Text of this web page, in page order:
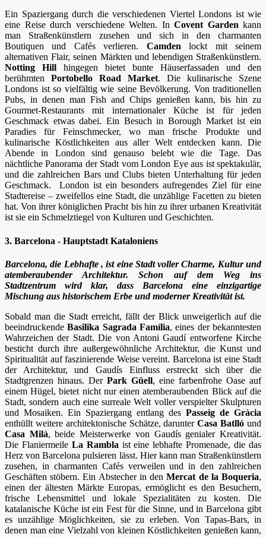
Ein Spaziergang durch die verschiedenen Viertel Londons ist wie
eine Reise durch verschiedene Welten. In Covent Garden kann
man Straßenkünstlern zusehen und sich in den charmanten
Boutiquen und Cafés verlieren. Camden lockt mit seinem
alternativen Flair, seinen Märkten und lebendigen Straßenkünstlern.
Notting Hill hingegen bietet bunte Häuserfassaden und den
berühmten Portobello Road Market. Die kulinarische Szene
Londons ist so vielfältig wie seine Bevölkerung. Von traditionellen
Pubs, in denen man Fish and Chips genießen kann, bis hin zu
Gourmet-Restaurants mit internationaler Küche ist für jeden
Geschmack etwas dabei. Ein Besuch in Borough Market ist ein
Paradies für Feinschmecker, wo man frische Produkte und
kulinarische Köstlichkeiten aus aller Welt entdecken kann. Die
Abende in London sind genauso belebt wie die Tage. Das
nächtliche Panorama der Stadt vom London Eye aus ist spektakulär,
und die zahlreichen Bars und Clubs bieten Unterhaltung für jeden
Geschmack. London ist ein besonders aufregendes Ziel für eine
Stadtereise – zweifellos eine Stadt, die unzählige Facetten zu bieten
hat. Von ihrer königlichen Pracht bis hin zu ihrer urbanen Kreativität
ist sie ein Schmelztiegel von Kulturen und Geschichten.
3. Barcelona - Hauptstadt Kataloniens
Barcelona, die Lebhafte , ist eine Stadt voller Charme, Kultur und
atemberaubender Architektur. Schon auf dem Weg ins
Stadtzentrum wird klar, dass Barcelona eine einzigartige
Mischung aus historischem Erbe und moderner Kreativität ist.
Sobald man die Stadt erreicht, fällt der Blick unweigerlich auf die
beeindruckendeBasilika Sagrada Família, eines der bekanntesten
Wahrzeichen der Stadt. Die von Antoni Gaudí entworfene Kirche
besticht durch ihre außergewöhnliche Architektur, die Kunst und
Spiritualität auf faszinierende Weise vereint. Barcelona ist eine Stadt
der Architektur, und Gaudís Einfluss erstreckt sich über die
Stadtgrenzen hinaus. Der Park Güell, eine farbenfrohe Oase auf
einem Hügel, bietet nicht nur einen atemberaubenden Blick auf die
Stadt, sondern auch eine surreale Welt voller verspielter Skulpturen
und Mosaiken. Ein Spaziergang entlang des Passeig de Gràcia
enthüllt weitere architektonische Schätze, darunterCasa Batlló und
Casa Milà, beide Meisterwerke von Gaudís genialer Kreativität.
Die FlaniermeileLa Rambla ist eine lebhafte Promenade, die das
Herz von Barcelona pulsieren lässt. Hier kann man Straßenkünstlern
zusehen, in charmanten Cafés verweilen und in den zahlreichen
Geschäften stöbern. Ein Abstecher in denMercat de la Boqueria,
einen der ältesten Märkte Europas, ermöglicht es den Besuchern,
frische Lebensmittel und lokale Spezialitäten zu kosten. Die
katalanische Küche ist ein Fest für die Sinne, und in Barcelona gibt
es unzählige Möglichkeiten, sie zu erleben. Von Tapas-Bars, in
denen man eine Vielzahl von kleinen Köstlichkeiten genießen kann,